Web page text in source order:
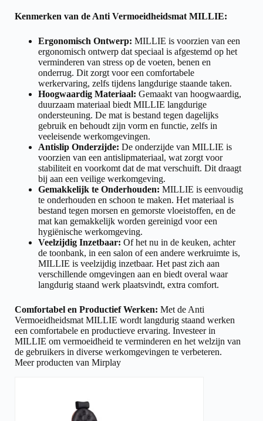
Kenmerken van de Anti Vermoeidheidsmat MILLIE:
Ergonomisch Ontwerp: MILLIE is voorzien van een
ergonomisch ontwerp dat speciaal is afgestemd op het
verminderen van stress op de voeten, benen en
onderrug. Dit zorgt voor een comfortabele
werkervaring, zelfs tijdens langdurige staande taken.
Hoogwaardig Materiaal: Gemaakt van hoogwaardig,
duurzaam materiaal biedt MILLIE langdurige
ondersteuning. De mat is bestand tegen dagelijks
gebruik en behoudt zijn vorm en functie, zelfs in
veeleisende werkomgevingen.
Antislip Onderzijde: De onderzijde van MILLIE is
voorzien van een antislipmateriaal, wat zorgt voor
stabiliteit en voorkomt dat de mat verschuift. Dit draagt
bij aan een veilige werkomgeving.
Gemakkelijk te Onderhouden: MILLIE is eenvoudig
te onderhouden en schoon te maken. Het materiaal is
bestand tegen morsen en gemorste vloeistoffen, en de
mat kan gemakkelijk worden gereinigd voor een
hygiënische werkomgeving.
Veelzijdig Inzetbaar: Of het nu in de keuken, achter
de toonbank, in een salon of een andere werkruimte is,
MILLIE is veelzijdig inzetbaar. Het past zich aan
verschillende omgevingen aan en biedt overal waar
langdurig staand werk plaatsvindt, extra comfort.
Comfortabel en Productief Werken: Met de Anti
Vermoeidheidsmat MILLIE wordt langdurig staand werken
een comfortabele en productieve ervaring. Investeer in
MILLIE om vermoeidheid te verminderen en het welzijn van
de gebruikers in diverse werkomgevingen te verbeteren.
Meer producten van Mirplay